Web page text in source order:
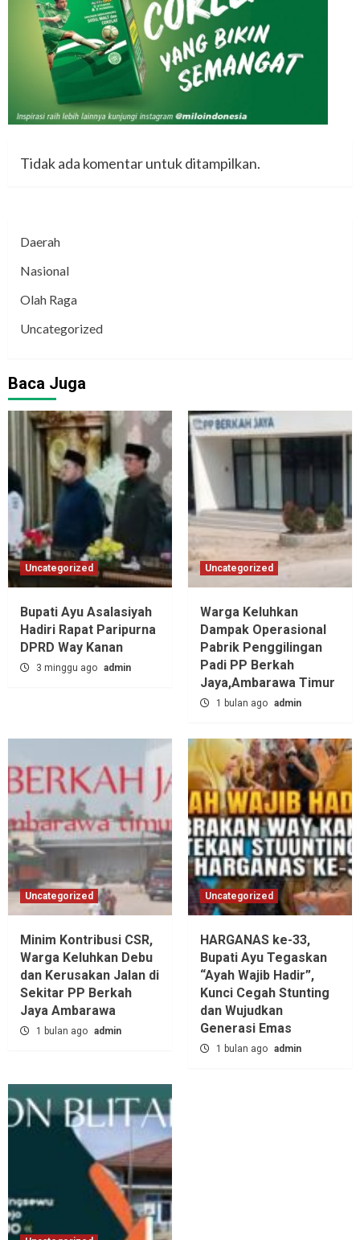
Tidak ada komentar untuk ditampilkan.
Daerah
Nasional
Olah Raga
Uncategorized
Baca Juga
Uncategorized
Bupati Ayu Asalasiyah
Hadiri Rapat Paripurna
DPRD Way Kanan
3 minggu ago admin
Uncategorized
Warga Keluhkan
Dampak Operasional
Pabrik Penggilingan
Padi PP Berkah
Jaya,‎Ambarawa Timur
1 bulan ago admin
Uncategorized
Minim Kontribusi CSR,
Warga Keluhkan Debu
dan Kerusakan Jalan di
Sekitar PP Berkah
Jaya Ambarawa‎
1 bulan ago admin
Uncategorized
HARGANAS ke-33,
Bupati Ayu Tegaskan
“Ayah Wajib Hadir”,
Kunci Cegah Stunting
dan Wujudkan
Generasi Emas
1 bulan ago admin